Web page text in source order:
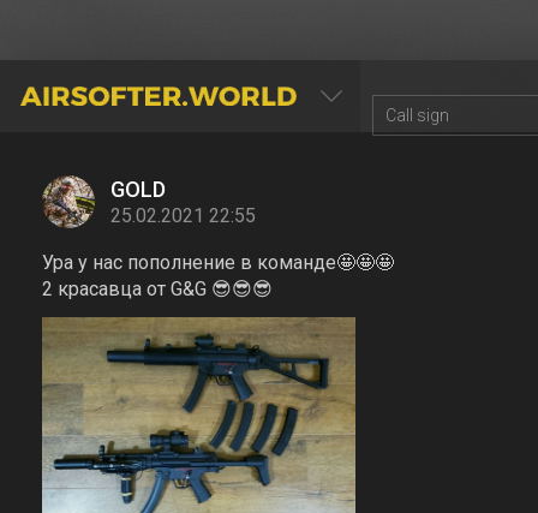
AIRSOFTER.WORLD
GOLD
25.02.2021 22:55
Ура у нас пополнение в команде🤩🤩🤩
2 красавца от G&G 😎😎😎